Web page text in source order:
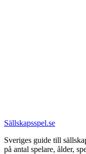
Sällskapsspel.se
Sveriges guide till
på antal spelare, ålder,